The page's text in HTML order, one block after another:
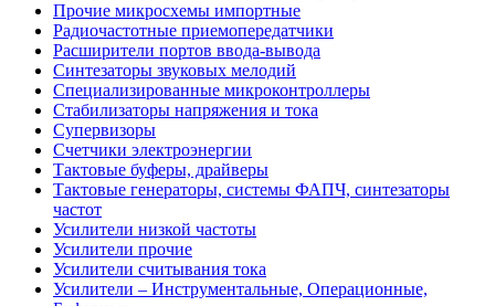
Прочие микросхемы импортные
Радиочастотные приемопередатчики
Расширители портов ввода-вывода
Синтезаторы звуковых мелодий
Специализированные микроконтроллеры
Стабилизаторы напряжения и тока
Супервизоры
Счетчики электроэнергии
Тактовые буферы, драйверы
Тактовые генераторы, системы ФАПЧ, синтезаторы
частот
Усилители низкой частоты
Усилители прочие
Усилители считывания тока
Усилители – Инструментальные, Операционные,